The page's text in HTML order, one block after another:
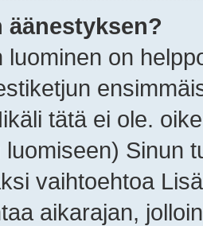
äänestyksen?
luominen on
tätä ei ole.
Sinun
vaihtoehtoa
aikarajan,